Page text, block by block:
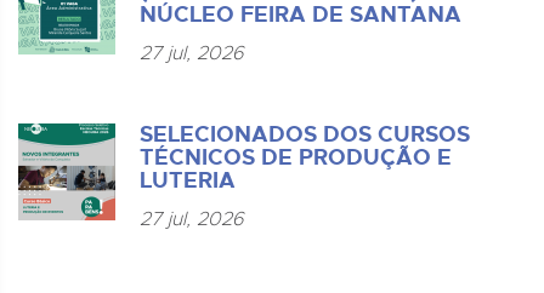
NÚCLEO FEIRA DE SANTANA
27 jul, 2026
SELECIONADOS DOS CURSOS
TÉCNICOS DE PRODUÇÃO E
LUTERIA
27 jul, 2026